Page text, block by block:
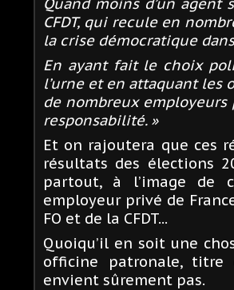
CFDT, qui recule en
la crise démocratique
En ayant fait le choix
l’urne et en attaquant les
de nombreux
responsabilité. »
Et on rajoutera que ces
résultats des élections
partout, à l’image de
employeur privé de
FO et de la CFDT...
Quoiqu’il en soit une
officine patronale,
envient sûrement pas.